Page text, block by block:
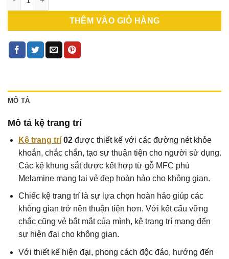
THÊM VÀO GIỎ HÀNG
MÔ TẢ
Mô tả kệ trang trí
Kệ trang trí02được thiết kế với các đường nét khỏe
khoắn, chắc chắn, tạo sự thuận tiện cho người sử dụng.
Các kệ khung sắt được kết hợp từ gỗ MFC phủ
Melamine mang lại vẻ đẹp hoàn hảo cho không gian.
Chiếc kệ trang trí là sự lựa chọn hoàn hảo giúp các
không gian trở nên thuận tiện hơn. Với kết cấu vững
chắc cũng vẻ bắt mắt của mình, kệ trang trí mang đến
sự hiện đại cho không gian.
Với thiết kế hiện đại, phong cách độc đáo, hướng đến